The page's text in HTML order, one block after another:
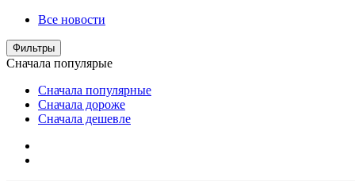
Все новости
Фильтры
Сначала популярые
Сначала популярные
Сначала дороже
Сначала дешевле